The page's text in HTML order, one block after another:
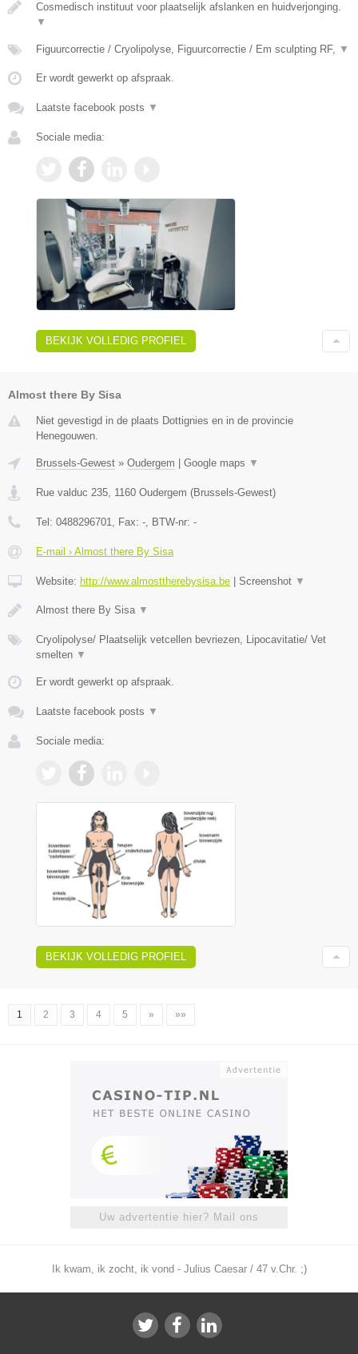
Cosmedisch instituut voor plaatselijk afslanken en huidverjonging.
▼
Figuurcorrectie / Cryolipolyse, Figuurcorrectie / Em sculpting RF, ▼
Er wordt gewerkt op afspraak.
Laatste facebook posts ▼
Sociale media:
BEKIJK VOLLEDIG PROFIEL
Almost there By Sisa
Niet gevestigd in de plaats Dottignies en in de provincie
Henegouwen.
Brussels-Gewest » Oudergem Google maps ▼
Rue valduc 235, 1160 Oudergem (Brussels-Gewest)
Tel: 0488296701, Fax: -, BTW-nr: -
E-mail › Almost there By Sisa
Website: http://www.almosttherebysisa.be Screenshot ▼
Almost there By Sisa ▼
Cryolipolyse/ Plaatselijk vetcellen bevriezen, Lipocavitatie/ Vet
smelten ▼
Er wordt gewerkt op afspraak.
Laatste facebook posts ▼
Sociale media:
BEKIJK VOLLEDIG PROFIEL
1 2 3 4 5 » »»
Uw advertentie hier? Mail ons
Ik kwam, ik zocht, ik vond - Julius Caesar / 47 v.Chr. ;)